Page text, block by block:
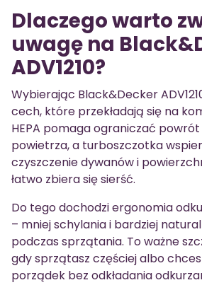
Dlaczego warto
uwagę na
ADV1210?
Wybierając Black&Decker
cech, które przekładają się na
HEPA pomaga ograniczać
powietrza, a turboszczotka
czyszczenie dywanów i
łatwo zbiera się sierść.
Do tego dochodzi ergonomia
– mniej schylania i bardziej
podczas sprzątania. To ważne
gdy sprzątasz częściej albo
porządek bez odkładania